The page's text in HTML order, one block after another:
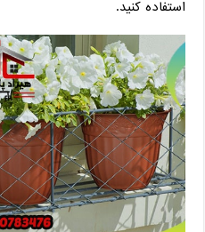
استفاده کنید.